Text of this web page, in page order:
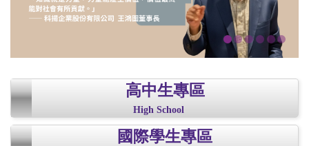
高中生專區
High School
國際學生專區